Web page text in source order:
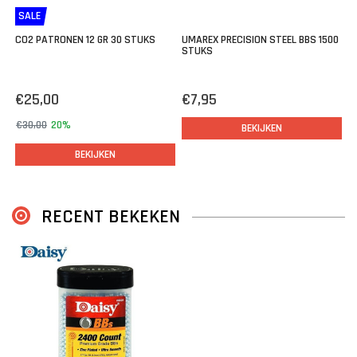
SALE
CO2 PATRONEN 12 GR 30 STUKS
€25,00
€30,00 20%
BEKIJKEN
UMAREX PRECISION STEEL BBS 1500
STUKS
€7,95
BEKIJKEN
RECENT BEKEKEN